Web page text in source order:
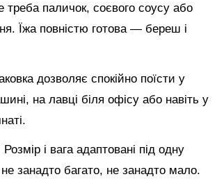
паличок, соєвого соусу або
Їжа повністю готова — береш і
дозволяє спокійно поїсти у
на лавці біля офісу або навіть у
і вага адаптовані під одну
занадто багато, не занадто мало.